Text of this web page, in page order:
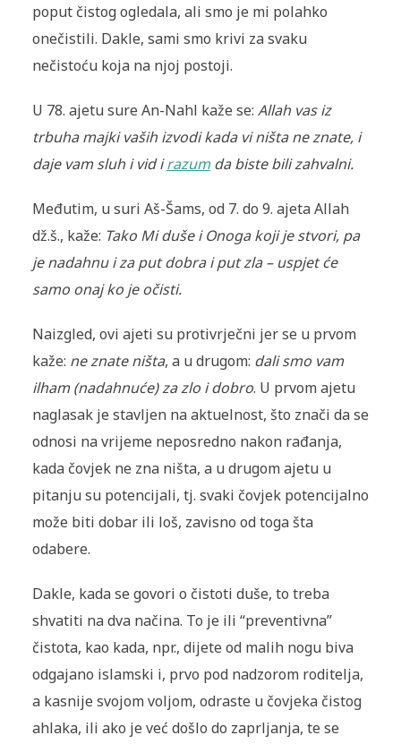
poput čistog ogledala, ali smo je mi polahko
onečistili. Dakle, sami smo krivi za svaku
nečistoću koja na njoj postoji.
U 78. ajetu sure An-Nahl kaže se: Allah vas iz
trbuha majki vaših izvodi kada vi ništa ne znate, i
daje vam sluh i vid irazumda biste bili zahvalni.
Međutim, u suri Aš-Šams, od 7. do 9. ajeta Allah
dž.š., kaže: Tako Mi duše i Onoga koji je stvori, pa
je nadahnu i za put dobra i put zla – uspjet će
samo onaj ko je očisti.
Naizgled, ovi ajeti su protivrječni jer se u prvom
kaže: ne znate ništa, a u drugom: dali smo vam
ilham (nadahnuće) za zlo i dobro. U prvom ajetu
naglasak je stavljen na aktuelnost, što znači da se
odnosi na vrijeme neposredno nakon rađanja,
kada čovjek ne zna ništa, a u drugom ajetu u
pitanju su potencijali, tj. svaki čovjek potencijalno
može biti dobar ili loš, zavisno od toga šta
odabere.
Dakle, kada se govori o čistoti duše, to treba
shvatiti na dva načina. To je ili “preventivna”
čistota, kao kada, npr., dijete od malih nogu biva
odgajano islamski i, prvo pod nadzorom roditelja,
a kasnije svojom voljom, odraste u čovjeka čistog
ahlaka, ili ako je već došlo do zaprljanja, te se